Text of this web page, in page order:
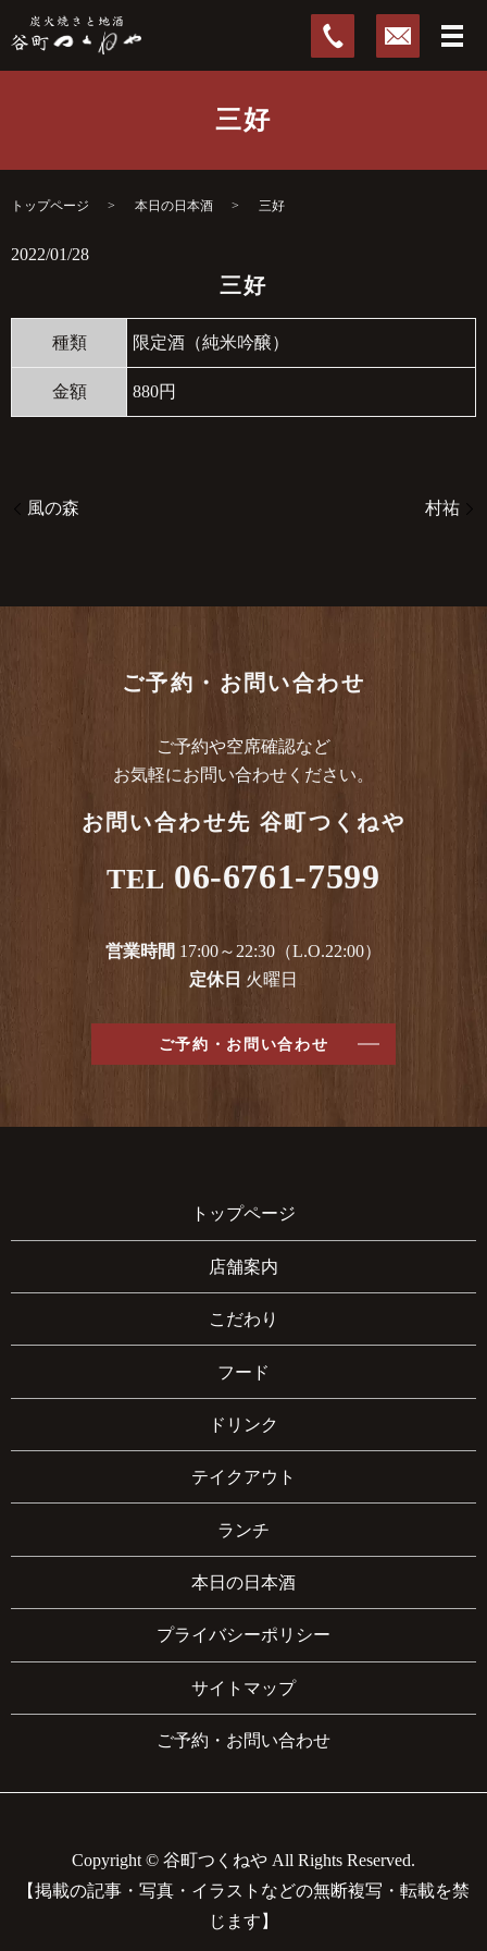
三好
トップページ 本日の日本酒 三好
2022/01/28
三好
種類 限定酒（純米吟醸）
金額 880円
風の森 村祐
ご予約・お問い合わせ
ご予約や空席確認など
お気軽にお問い合わせください。
お問い合わせ先 谷町つくねや
TEL 06-6761-7599
営業時間 17:00～22:30（L.O.22:00）
定休日 火曜日
ご予約・お問い合わせ
トップページ
店舗案内
こだわり
フード
ドリンク
テイクアウト
ランチ
本日の日本酒
プライバシーポリシー
サイトマップ
ご予約・お問い合わせ
Copyright © 谷町つくねや All Rights Reserved.
【掲載の記事・写真・イラストなどの無断複写・転載を禁
じます】